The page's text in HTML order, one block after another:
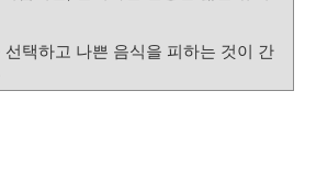
선택하고 나쁜 음식을 피하는 것이 간